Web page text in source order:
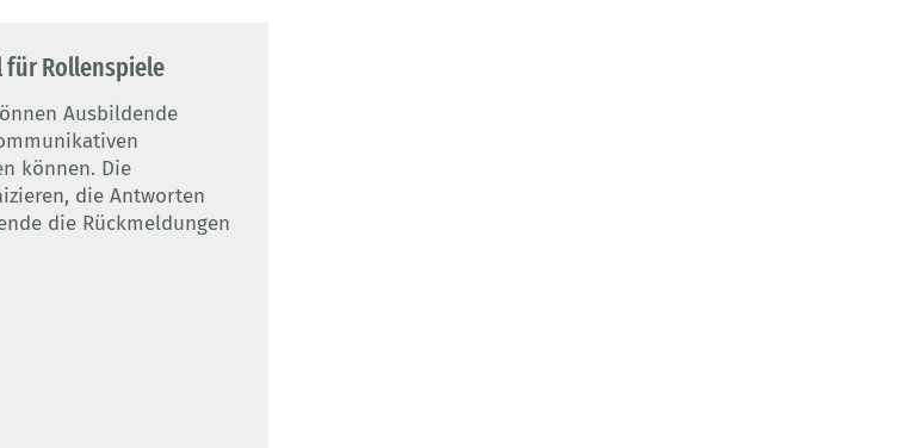
für Rollenspiele
Ausbildende
können. Die
die Antworten
die Rückmeldungen